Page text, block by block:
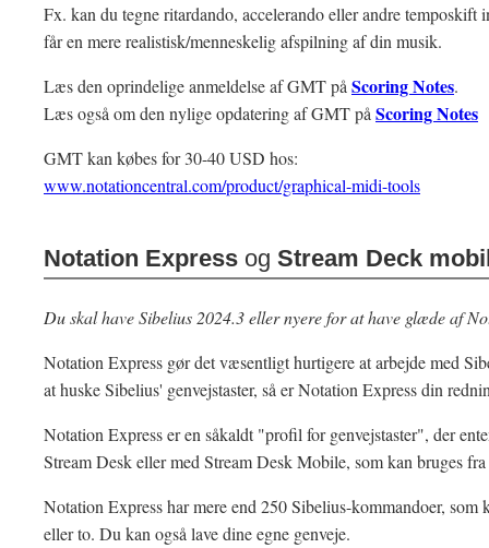
Fx. kan du tegne ritardando, accelerando eller andre temposkift
får en mere realistisk/menneskelig afspilning af din musik.
Læs den oprindelige anmeldelse af GMT på Scoring Notes.
Læs også om den nylige opdatering af GMT på Scoring Notes
GMT kan købes for 30-40 USD hos:
www.notationcentral.com/product/graphical-midi-tools
Notation Express og Stream Deck
Du skal have Sibelius 2024.3 eller nyere for at have glæde af
Notation Express gør det væsentligt hurtigere at arbejde med
at huske Sibelius' genvejstaster, så er Notation Express din
Notation Express er en såkaldt "profil for genvejstaster", der
Stream Desk eller med Stream Desk Mobile, som kan bruges
Notation Express har mere end 250 Sibelius-kommandoer, som
eller to. Du kan også lave dine egne genveje.